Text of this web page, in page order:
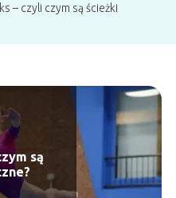
– czyli czym są ścieżki
są